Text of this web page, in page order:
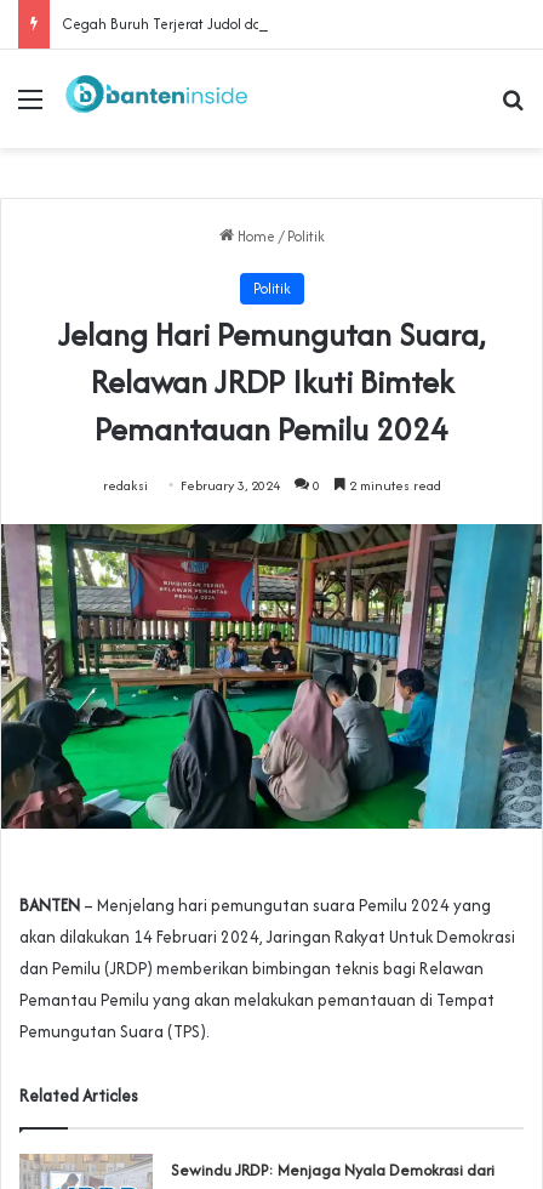
Menu
Home / Politik
Politik
Jelang Hari Pemungutan Suara,
Relawan JRDP Ikuti Bimtek
Pemantauan Pemilu 2024
redaksi February 3, 2024 0 2 minutes read
BANTEN – Menjelang hari pemungutan suara Pemilu 2024 yang
akan dilakukan 14 Februari 2024, Jaringan Rakyat Untuk Demokrasi
dan Pemilu (JRDP) memberikan bimbingan teknis bagi Relawan
Pemantau Pemilu yang akan melakukan pemantauan di Tempat
Pemungutan Suara (TPS).
Related Articles
Sewindu JRDP: Menjaga Nyala Demokrasi dari